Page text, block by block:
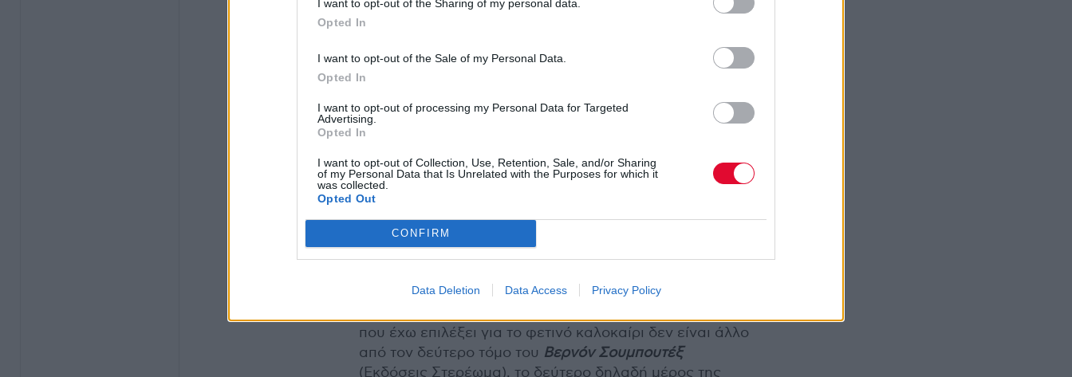
I want to opt-out of the Sharing of my personal data.
Opted In
I want to opt-out of the Sale of my Personal Data.
Opted In
I want to opt-out of processing my Personal Data for Targeted
Advertising.
Opted In
I want to opt-out of Collection, Use, Retention, Sale, and/or Sharing
of my Personal Data that Is Unrelated with the Purposes for which it
was collected.
Opted Out
CONFIRM
Data Deletion Data Access Privacy Policy
που έχω επιλέξει για το φετινό καλοκαίρι δεν είναι άλλο
από τον δεύτερο τόμο του Βερνόν Σουμπουτέξ
(Εκδόσεις Στερέωμα), το δεύτερο δηλαδή μέρος της